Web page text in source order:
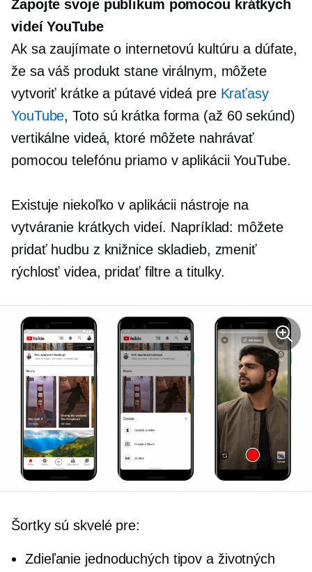
Zapojte svoje publikum pomocou krátkych
videí YouTube
Ak sa zaujímate o internetovú kultúru a dúfate,
že sa váš produkt stane virálnym, môžete
vytvoriť krátke a pútavé videá pre Kraťasy
YouTube, Toto sú krátka forma (až 60 sekúnd)
vertikálne videá, ktoré môžete nahrávať
pomocou telefónu priamo v aplikácii YouTube.
Existuje niekoľkov aplikácii nástroje na
vytváranie krátkych videí. Napríklad: môžete
pridať hudbu z knižnice skladieb, zmeniť
rýchlosť videa, pridať filtre a titulky.
Šortky sú skvelé pre:
Zdieľanie jednoduchých tipov a životných